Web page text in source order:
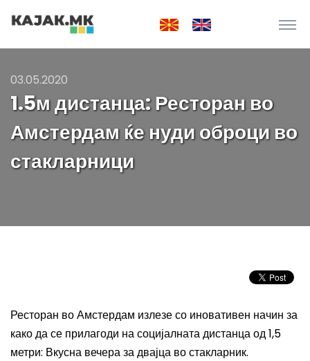
03.05.2020
1.5м дистанца: Ресторан во
Амстердам ќе нуди оброци во
стакларници
Ресторан во Амстердам излезе со иновативен начин за
како да се прилагоди на социјалната дистанца од 1,5
метри: Вкусна вечера за двајца во стакларник.